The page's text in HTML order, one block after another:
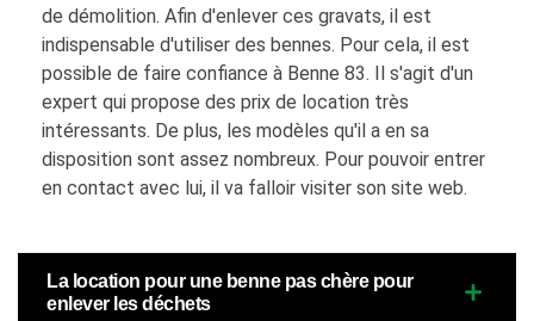
de démolition. Afin d'enlever ces gravats, il est
indispensable d'utiliser des bennes. Pour cela, il est
possible de faire confiance à Benne 83. Il s'agit d'un
expert qui propose des prix de location très
intéressants. De plus, les modèles qu'il a en sa
disposition sont assez nombreux. Pour pouvoir entrer
en contact avec lui, il va falloir visiter son site web.
La location pour une benne pas chère pour
enlever les déchets